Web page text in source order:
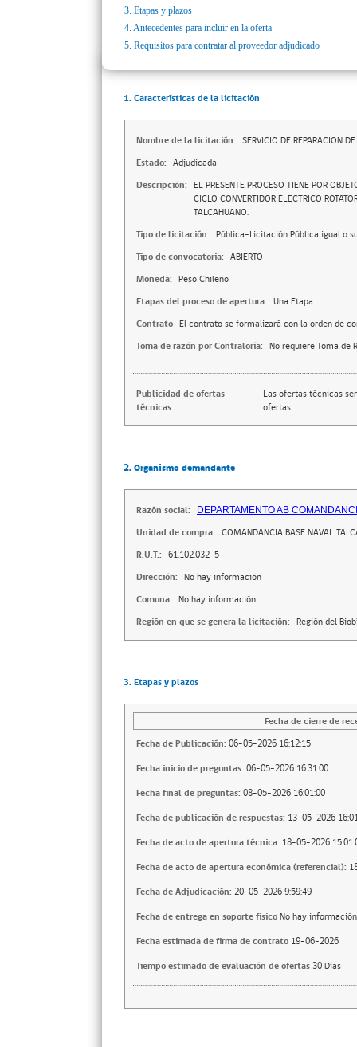
3. Etapas y plazos
4. Antecedentes para incluir en la oferta
5. Requisitos para contratar al proveedor adjudicado
1. Características de la licitación
Nombre de la licitación: SERVICIO DE REPARACION
Estado: Adjudicada
Descripción: EL PRESENTE PROCESO TIENE POR
CICLO CONVERTIDOR ELECTRICO
TALCAHUANO.
Tipo de licitación: Pública-Licitación Pública igual o
Tipo de convocatoria: ABIERTO
Moneda: Peso Chileno
Etapas del proceso de apertura: Una Etapa
Contrato El contrato se formalizará con la orden de
Toma de razón por Contraloría: No requiere Toma de
Publicidad de ofertas
técnicas:
Las ofertas técnicas
ofertas.
2. Organismo demandante
Razón social: DEPARTAMENTO AB
Unidad de compra: COMANDANCIA BASE NAVAL
R.U.T.: 61.102.032-5
Dirección: No hay información
Comuna: No hay información
Región en que se genera la licitación: Región del
3. Etapas y plazos
Fecha de cierre de
Fecha de Publicación: 06-05-2026 16:12:15
Fecha inicio de preguntas: 06-05-2026 16:31:00
Fecha final de preguntas: 08-05-2026 16:01:00
Fecha de publicación de respuestas: 13-05-2026
Fecha de acto de apertura técnica: 18-05-2026
Fecha de acto de apertura económica (referencial):
Fecha de Adjudicación: 20-05-2026 9:59:49
Fecha de entrega en soporte fisicoNo hay información
Fecha estimada de firma de contrato 19-06-2026
Tiempo estimado de evaluación de ofertas 30 Días